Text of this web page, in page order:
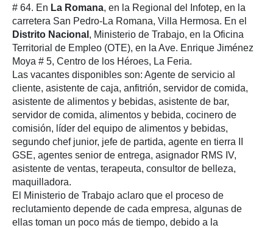
# 64. En La Romana, en la Regional del Infotep, en la
carretera San Pedro-La Romana, Villa Hermosa. En el
Distrito Nacional , Ministerio de Trabajo, en la Oficina
Territorial de Empleo (OTE), en la Ave. Enrique Jiménez
Moya # 5, Centro de los Héroes, La Feria.
Las vacantes disponibles son: Agente de servicio al
cliente, asistente de caja, anfitrión, servidor de comida,
asistente de alimentos y bebidas, asistente de bar,
servidor de comida, alimentos y bebida, cocinero de
comisión, líder del equipo de alimentos y bebidas,
segundo chef junior, jefe de partida, agente en tierra II
GSE, agentes senior de entrega, asignador RMS IV,
asistente de ventas, terapeuta, consultor de belleza,
maquilladora.
El Ministerio de Trabajo aclaro que el proceso de
reclutamiento depende de cada empresa, algunas de
ellas toman un poco más de tiempo, debido a la